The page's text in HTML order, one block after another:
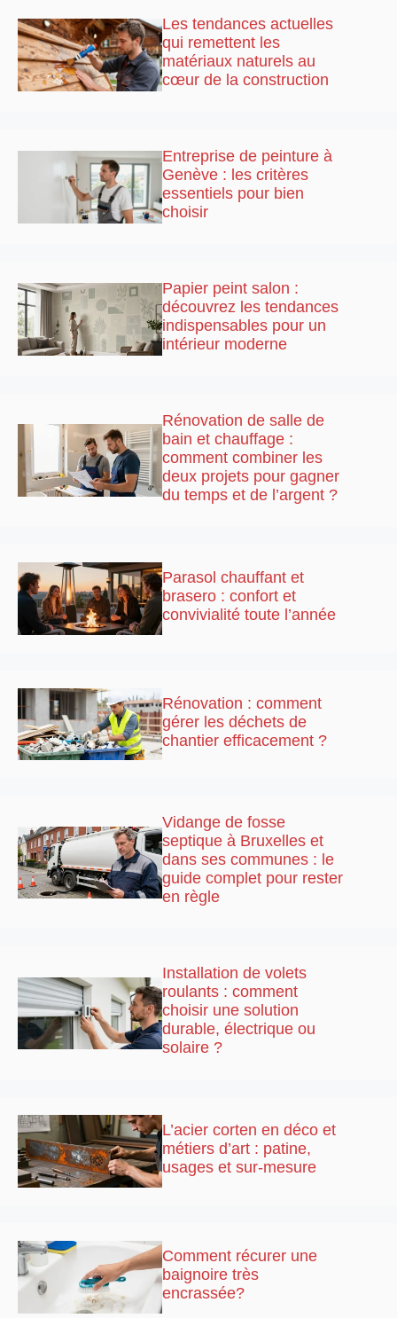
Les tendances actuelles
qui remettent les
matériaux naturels au
cœur de la construction
Entreprise de peinture à
Genève : les critères
essentiels pour bien
choisir
Papier peint salon :
découvrez les tendances
indispensables pour un
intérieur moderne
Rénovation de salle de
bain et chauffage :
comment combiner les
deux projets pour gagner
du temps et de l’argent ?
Parasol chauffant et
brasero : confort et
convivialité toute l’année
Rénovation : comment
gérer les déchets de
chantier efficacement ?
Vidange de fosse
septique à Bruxelles et
dans ses communes : le
guide complet pour rester
en règle
Installation de volets
roulants : comment
choisir une solution
durable, électrique ou
solaire ?
L’acier corten en déco et
métiers d’art : patine,
usages et sur-mesure
Comment récurer une
baignoire très
encrassée?